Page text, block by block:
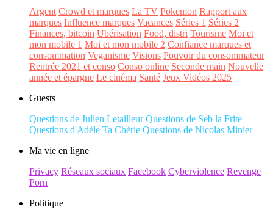
Argent Crowd et marques La TV Pokemon Rapport aux
marques Influence marques Vacances Séries 1 Séries 2
Finances, bitcoin Ubérisation Food, distri Tourisme Moi et
mon mobile 1 Moi et mon mobile 2 Confiance marques et
consommation Veganisme Visions Pouvoir du consommateur
Rentrée 2021 et conso Conso online Seconde main Nouvelle
année et épargne Le cinéma Santé Jeux Vidéos 2025
Guests
Questions de Julien Letailleur Questions de Seb la Frite
Questions d'Adèle Ta Chérie Questions de Nicolas Minier
Ma vie en ligne
Privacy Réseaux sociaux Facebook Cyberviolence Revenge
Porn
Politique